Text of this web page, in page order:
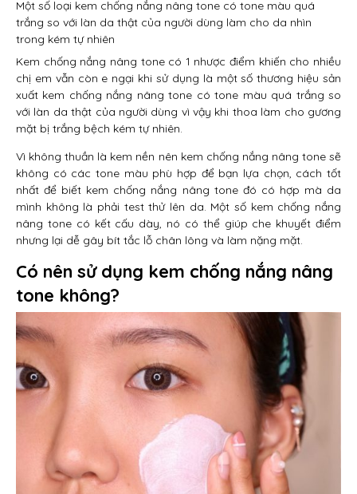
Một số loại kem chống nắng nâng tone có tone màu quá
trắng so với làn da thật của người dùng làm cho da nhìn
trong kém tự nhiên
Kem chống nắng nâng tone có 1 nhược điểm khiến cho nhiều
chị em vẫn còn e ngại khi sử dụng là một số thương hiệu sản
xuất kem chống nắng nâng tone có tone màu quá trắng so
với làn da thật của người dùng vì vậy khi thoa làm cho gương
mặt bị trắng bệch kém tự nhiên.
Vì không thuần là kem nền nên kem chống nắng nâng tone sẽ
không có các tone màu phù hợp để bạn lựa chọn, cách tốt
nhất để biết kem chống nắng nâng tone đó có hợp mà da
mình không là phải test thử lên da. Một số kem chống nắng
nâng tone có kết cấu dày, nó có thể giúp che khuyết điểm
nhưng lại dễ gây bít tắc lỗ chân lông và làm nặng mặt.
Có nên sử dụng kem chống nắng nâng
tone không?